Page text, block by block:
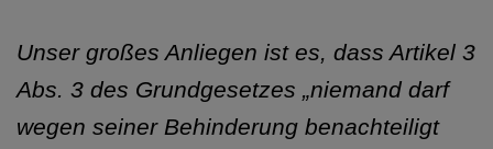
Unser großes Anliegen ist es, dass Artikel 3
Abs. 3 des Grundgesetzes „niemand darf
wegen seiner Behinderung benachteiligt